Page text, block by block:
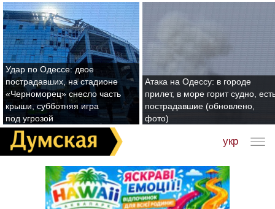
Удар по Одессе: двое
пострадавших, на стадионе
«Черноморец» снесло часть
крыши, субботняя игра
под угрозой
Атака на Одессу: в городе
прилет, в море горит судно,
пострадавшие (обновлено,
фото)
укр